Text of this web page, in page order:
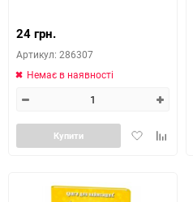
24 грн.
Артикул: 286307
Немає в наявності
ДодатиДодайте
Купити